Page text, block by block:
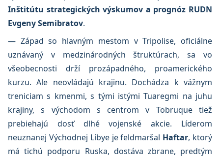
Inštitútu strategických výskumov a prognóz RUDN
Evgeny Semibratov.
— Západ so hlavným mestom v Tripolise, oficiálne
uznávaný v medzinárodných štruktúrach, sa vo
všeobecnosti drží prozápadného, proamerického
kurzu. Ale neovládajú krajinu. Dochádza k vážnym
treniciam s kmenmi, s tými istými Tuaregmi na juhu
krajiny, s východom s centrom v Tobruque tiež
prebiehajú dosť dlhé vojenské akcie. Líderom
neuznanej Východnej Líbye je feldmaršal Haftar, ktorý
má tichú podporu Ruska, dostáva zbrane, predtým